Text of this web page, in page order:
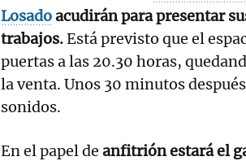
Losadoacudirán para presentar
trabajos.Está previsto que el
puertas a las 20.30 horas,
la venta. Unos 30 minutos
sonidos.
En el papel de anfitrión estará el